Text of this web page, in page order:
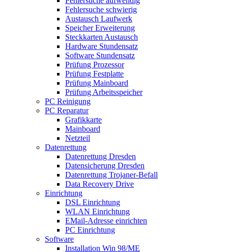
Fehlersuche schwierig
Austausch Laufwerk
Speicher Erweiterung
Steckkarten Austausch
Hardware Stundensatz
Software Stundensatz
Prüfung Prozessor
Prüfung Festplatte
Prüfung Mainboard
Prüfung Arbeitsspeicher
PC Reinigung
PC Reparatur
Grafikkarte
Mainboard
Netzteil
Datenrettung
Datenrettung Dresden
Datensicherung Dresden
Datenrettung Trojaner-Befall
Data Recovery Drive
Einrichtung
DSL Einrichtung
WLAN Einrichtung
EMail-Adresse einrichten
PC Einrichtung
Software
Installation Win 98/ME